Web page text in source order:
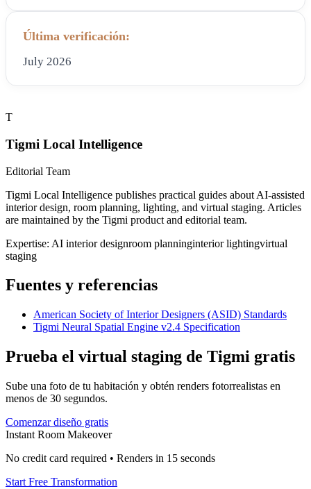
Última verificación:
July 2026
T
Tigmi Local Intelligence
Editorial Team
Tigmi Local Intelligence publishes practical guides about AI-assisted
interior design, room planning, lighting, and virtual staging. Articles
are maintained by the Tigmi product and editorial team.
Expertise: AI interior designroom planninginterior lightingvirtual
staging
Fuentes y referencias
American Society of Interior Designers (ASID) Standards
Tigmi Neural Spatial Engine v2.4 Specification
Prueba el virtual staging de Tigmi gratis
Sube una foto de tu habitación y obtén renders fotorrealistas en
menos de 30 segundos.
Comenzar diseño gratis
Instant Room Makeover
No credit card required • Renders in 15 seconds
Start Free Transformation